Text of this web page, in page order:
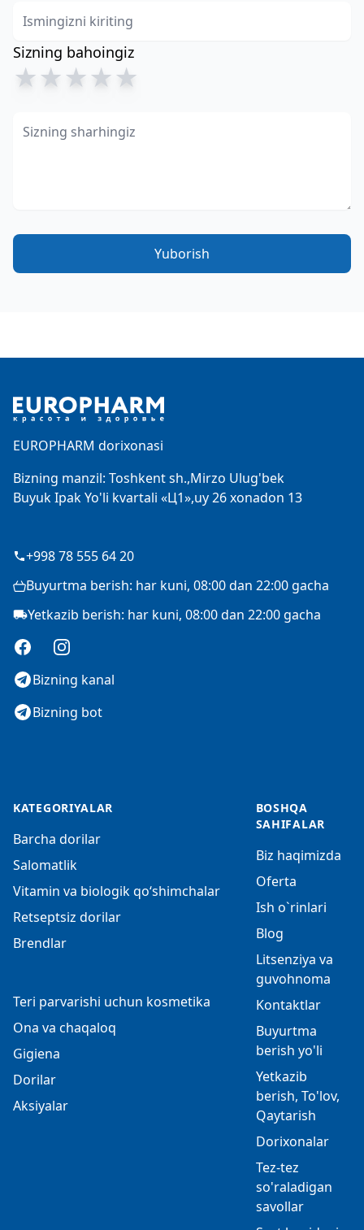
Sizning bahoingiz
★★★★★
Yuborish
EUROPHARM dorixonasi
Bizning manzil: Toshkent sh.,Mirzo Ulug'bek
Buyuk Ipak Yo'li kvartali «Ц1»,uy 26 xonadon 13
+998 78 555 64 20
Buyurtma berish: har kuni, 08:00 dan 22:00 gacha
Yetkazib berish: har kuni, 08:00 dan 22:00 gacha
FacebookInstagram
Bizning kanal
Bizning bot
KATEGORIYALAR
Barcha dorilar
Salomatlik
Vitamin va biologik qo‘shimchalar
Retseptsiz dorilar
Brendlar
Teri parvarishi uchun kosmetika
Ona va chaqaloq
Gigiena
Dorilar
Aksiyalar
BOSHQA
SAHIFALAR
Biz haqimizda
Oferta
Ish o`rinlari
Blog
Litsenziya va
guvohnoma
Kontaktlar
Buyurtma
berish yo'li
Yetkazib
berish, To'lov,
Qaytarish
Dorixonalar
Tez-tez
so'raladigan
savollar